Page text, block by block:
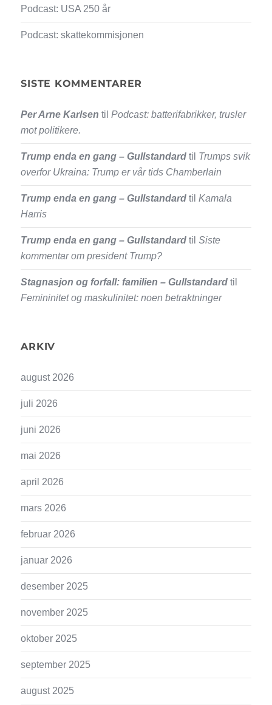
Podcast: USA 250 år
Podcast: skattekommisjonen
SISTE KOMMENTARER
Per Arne Karlsen tilPodcast: batterifabrikker, trusler
mot politikere.
Trump enda en gang – Gullstandard til Trumps svik
overfor Ukraina: Trump er vår tids Chamberlain
Trump enda en gang – Gullstandard tilKamala
Harris
Trump enda en gang – Gullstandard tilSiste
kommentar om president Trump?
Stagnasjon og forfall: familien – Gullstandard til
Femininitet og maskulinitet: noen betraktninger
ARKIV
august 2026
juli 2026
juni 2026
mai 2026
april 2026
mars 2026
februar 2026
januar 2026
desember 2025
november 2025
oktober 2025
september 2025
august 2025